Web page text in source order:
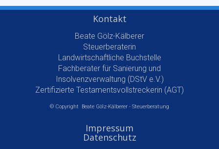
Kontakt
Beate Gölz-Kälberer
Steuerberaterin
Landwirtschaftliche Buchstelle
Fachberater für Sanierung und
Insolvenzverwaltung (DStV e.V.)
Zertifizierte Testamentsvollstreckerin (AGT)
© Copyright Beate Gölz-Kälberer - Steuerberatung
Impressum
Datenschutz